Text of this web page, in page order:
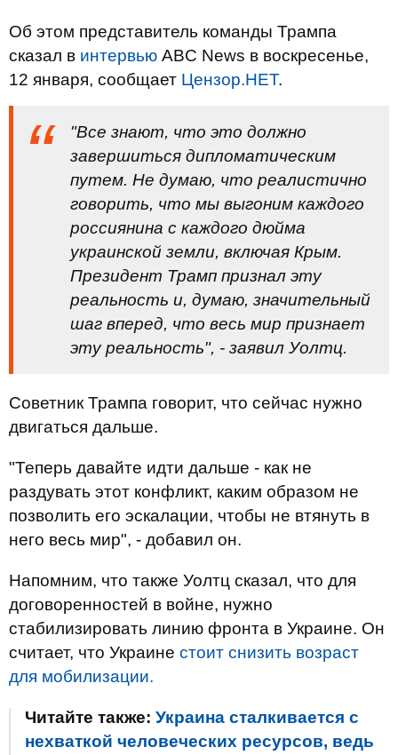
Об этом представитель команды Трампа
сказал в интервью ABC News в воскресенье,
12 января, сообщает Цензор.НЕТ.
"Все знают, что это должно
завершиться дипломатическим
путем. Не думаю, что реалистично
говорить, что мы выгоним каждого
россиянина с каждого дюйма
украинской земли, включая Крым.
Президент Трамп признал эту
реальность и, думаю, значительный
шаг вперед, что весь мир признает
эту реальность", - заявил Уолтц.
Советник Трампа говорит, что сейчас нужно
двигаться дальше.
"Теперь давайте идти дальше - как не
раздувать этот конфликт, каким образом не
позволить его эскалации, чтобы не втянуть в
него весь мир", - добавил он.
Напомним, что также Уолтц сказал, что для
договоренностей в войне, нужно
стабилизировать линию фронта в Украине. Он
считает, что Украине стоит снизить возраст
для мобилизации.
Читайте также: Украина сталкивается с
нехваткой человеческих ресурсов, ведь